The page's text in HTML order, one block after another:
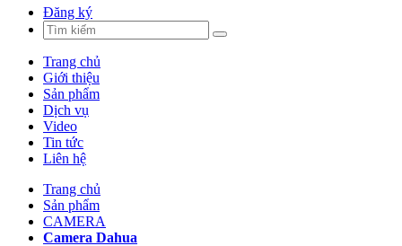
Đăng ký
Trang chủ
Giới thiệu
Sản phẩm
Dịch vụ
Video
Tin tức
Liên hệ
Trang chủ
Sản phẩm
CAMERA
Camera Dahua